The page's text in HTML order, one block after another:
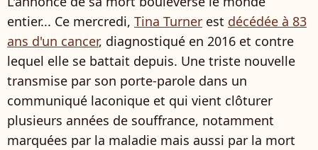
entier... Ce mercredi, Tina Turner est décédée à 83
ans d'un cancer, diagnostiqué en 2016 et contre
lequel elle se battait depuis. Une triste nouvelle
transmise par son porte-parole dans un
communiqué laconique et qui vient clôturer
plusieurs années de souffrance, notamment
marquées par la maladie mais aussi par la mort